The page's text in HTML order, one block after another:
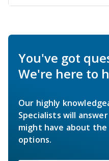
You've got
We're here to
Our highly
Specialists will
might have about
options.